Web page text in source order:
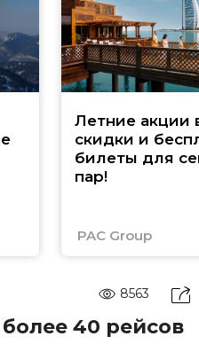
Летние акции
скидки и
билеты для
пар!
PAC Group
8563
40 рейсов